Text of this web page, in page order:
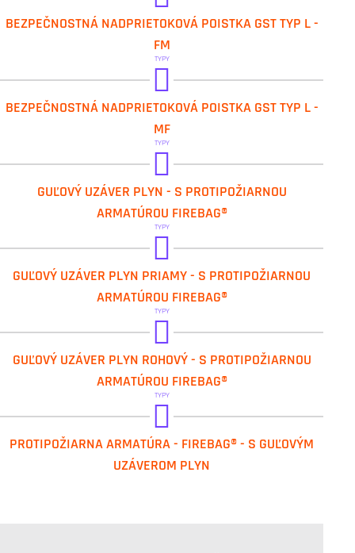
BEZPEČNOSTNÁ NADPRIETOKOVÁ POISTKA GST TYP L -
FM
TYPY
BEZPEČNOSTNÁ NADPRIETOKOVÁ POISTKA GST TYP L -
MF
TYPY
GUĽOVÝ UZÁVER PLYN - S PROTIPOŽIARNOU
ARMATÚROU FIREBAG®
TYPY
GUĽOVÝ UZÁVER PLYN PRIAMY - S PROTIPOŽIARNOU
ARMATÚROU FIREBAG®
TYPY
GUĽOVÝ UZÁVER PLYN ROHOVÝ - S PROTIPOŽIARNOU
ARMATÚROU FIREBAG®
TYPY
PROTIPOŽIARNA ARMATÚRA - FIREBAG® - S GUĽOVÝM
UZÁVEROM PLYN